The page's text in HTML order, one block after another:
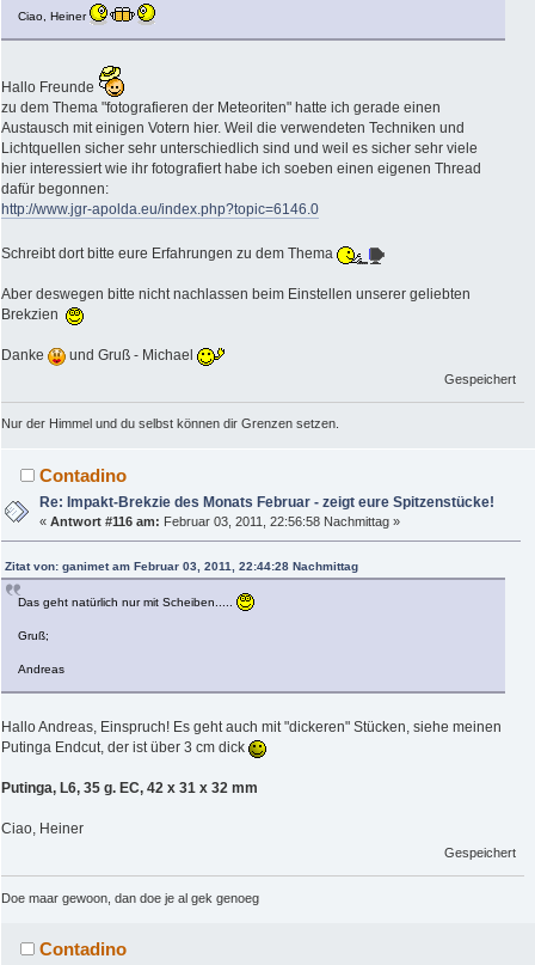
Ciao, Heiner
Hallo Freunde
zu dem Thema "fotografieren der Meteoriten" hatte ich gerade einen
Austausch mit einigen Votern hier. Weil die verwendeten Techniken und
Lichtquellen sicher sehr unterschiedlich sind und weil es sicher sehr viele
hier interessiert wie ihr fotografiert habe ich soeben einen eigenen Thread
dafür begonnen:
http://www.jgr-apolda.eu/index.php?topic=6146.0
Schreibt dort bitte eure Erfahrungen zu dem Thema
Aber deswegen bitte nicht nachlassen beim Einstellen unserer geliebten
Brekzien
Danke und Gruß - Michael
Gespeichert
Nur der Himmel und du selbst können dir Grenzen setzen.
Contadino
Re: Impakt-Brekzie des Monats Februar - zeigt eure Spitzenstücke!
«Antwort #116 am: Februar 03, 2011, 22:56:58 Nachmittag »
Zitat von: ganimet am Februar 03, 2011, 22:44:28 Nachmittag
Das geht natürlich nur mit Scheiben.....
Gruß;
Andreas
Hallo Andreas, Einspruch! Es geht auch mit "dickeren" Stücken, siehe meinen
Putinga Endcut, der ist über 3 cm dick
Putinga, L6, 35 g. EC, 42 x 31 x 32 mm
Ciao, Heiner
Gespeichert
Doe maar gewoon, dan doe je al gek genoeg
Contadino